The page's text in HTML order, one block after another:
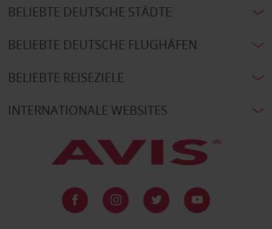
BELIEBTE DEUTSCHE STÄDTE
BELIEBTE DEUTSCHE FLUGHÄFEN
BELIEBTE REISEZIELE
INTERNATIONALE WEBSITES